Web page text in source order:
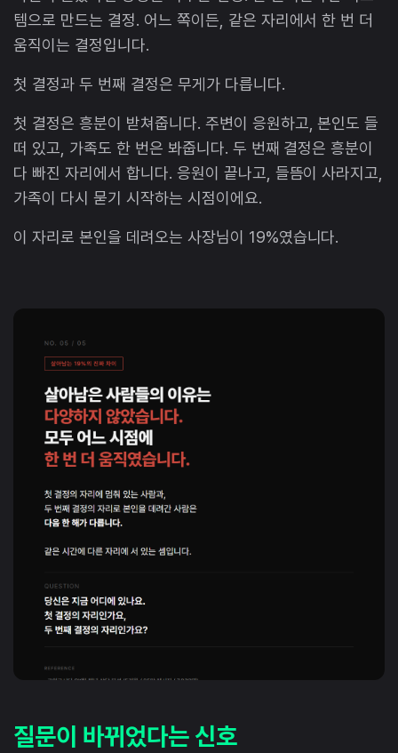
템으로 만드는 결정. 어느 쪽이든, 같은 자리에서 한 번 더
움직이는 결정입니다.
첫 결정과 두 번째 결정은 무게가 다릅니다.
첫 결정은 흥분이 받쳐줍니다. 주변이 응원하고, 본인도 들
떠 있고, 가족도 한 번은 봐줍니다. 두 번째 결정은 흥분이
다 빠진 자리에서 합니다. 응원이 끝나고, 들뜸이 사라지고,
가족이 다시 묻기 시작하는 시점이에요.
이 자리로 본인을 데려오는 사장님이 19%였습니다.
질문이 바뀌었다는 신호